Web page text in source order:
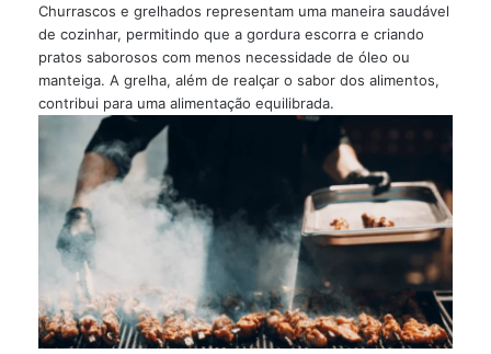
Churrascos e grelhados representam uma maneira saudável
de cozinhar, permitindo que a gordura escorra e criando
pratos saborosos com menos necessidade de óleo ou
manteiga. A grelha, além de realçar o sabor dos alimentos,
contribui para uma alimentação equilibrada.